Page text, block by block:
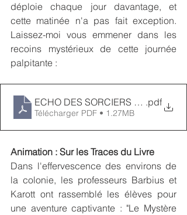
déploie chaque jour davantage, et
cette matinée n'a pas fait exception.
Laissez-moi vous emmener dans les
recoins mystérieux de cette journée
palpitante :
ECHO DES SORCIERS 2023 - MARDI
.pdf
Télécharger PDF • 1.27MB
Animation : Sur les Traces du Livre
Dans l'effervescence des environs de
la colonie, les professeurs Barbius et
Karott ont rassemblé les élèves pour
une aventure captivante : "Le Mystère